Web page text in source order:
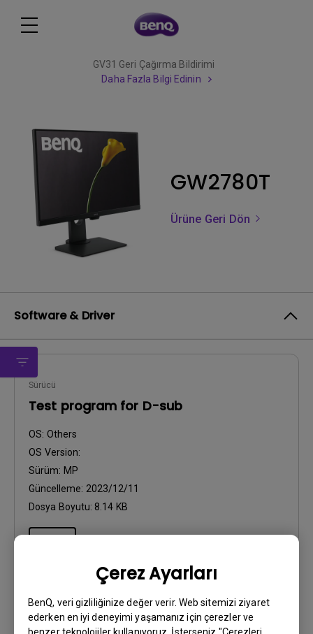
Çerez Ayarları
BenQ, veri gizliliğinize değer verir. Web sitemizi ziyaret
ederken en iyi deneyimi yaşamanız için çerezler ve
benzer teknolojiler kullanıyoruz. İsterseniz "Çerezleri
GV31 Geri Çağırma Bildirimi
Daha Fazla Bilgi Edinin
GW2780T
Ürüne Geri Dön
Software & Driver
Sürücü
Test program for D-sub
OS: Others
OS Version:
Sürüm: MP
Güncelleme: 2023/12/11
Dosya Boyutu: 8.14 KB
Sürücü